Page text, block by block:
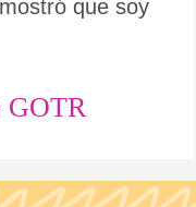
que soy
GOTR